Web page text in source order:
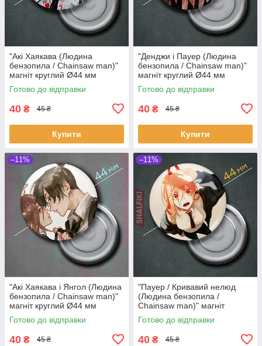
"Акі Хаякава (Людина
бензопила / Chainsaw man)"
магніт круглий Ø44 мм
Готово до відправки
40 ₴ 45 ₴
Купити
"Денджи і Пауер (Людина
бензопила / Chainsaw man)"
магніт круглий Ø44 мм
Готово до відправки
40 ₴ 45 ₴
Купити
–11%
"Акі Хаякава і Янгол (Людина
бензопила / Chainsaw man)"
магніт круглий Ø44 мм
Готово до відправки
40 ₴ 45 ₴
–11%
"Пауер / Кривавий нелюд
(Людина бензопила /
Chainsaw man)" магніт
круглий Ø44 мм
Готово до відправки
40 ₴ 45 ₴